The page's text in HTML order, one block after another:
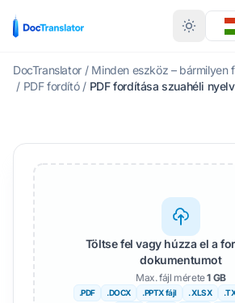
DocTranslator / Minden eszköz – bármilyen
/ PDF fordító / PDF fordítása szuahéli
Töltse fel vagy húzza el a
dokumentumot
Max. fájl mérete1 GB
.PDF .DOCX .PPTX fájl . XLSX